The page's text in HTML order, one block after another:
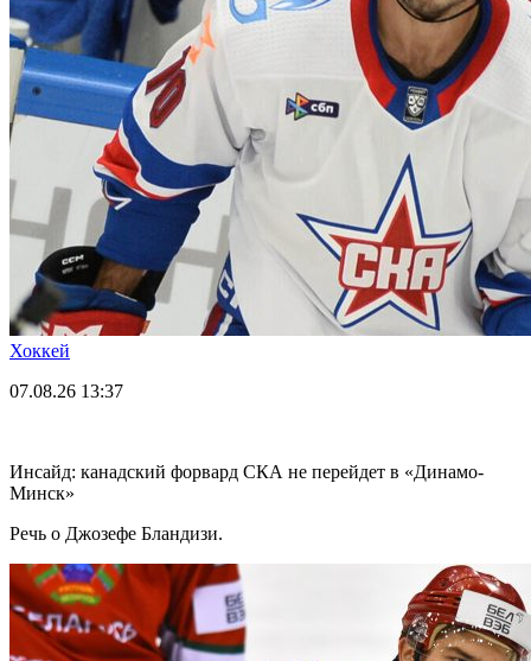
Хоккей
07.08.26 13:37
Инсайд: канадский форвард СКА не перейдет в «Динамо-
Минск»
Речь о Джозефе Бландизи.